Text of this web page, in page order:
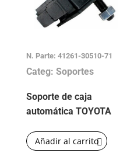
N. Parte: 41261-30510-71
Categ: Soportes
Soporte de caja
automática TOYOTA
Añadir al carrito